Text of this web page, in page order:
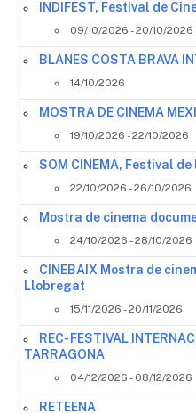
INDIFEST, Festival de
09/10/2026 - 20/10/2026
BLANES COSTA BRAVA
14/10/2026
MOSTRA DE CINEMA
19/10/2026 - 22/10/2026
SOM CINEMA, Festival
22/10/2026 - 26/10/2026
Mostra de cinema
24/10/2026 - 28/10/2026
CINEBAIX Mostra de
Llobregat
15/11/2026 - 20/11/2026
REC- FESTIVAL
TARRAGONA
04/12/2026 - 08/12/2026
RETEENA